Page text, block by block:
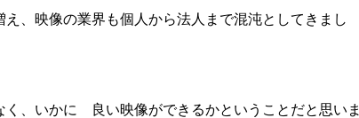
、映像の業界も個人から法人まで混沌としてきまし
く、いかに 良い映像ができるかということだと思いま